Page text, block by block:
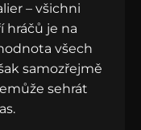
– všichni
hráčů je na
všech
samozřejmě
sehrát